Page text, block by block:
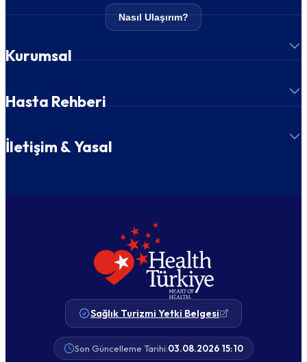
Nasıl Ulaşırım?
Kurumsal
Hasta Rehberi
İletişim & Yasal
Sağlık Turizmi Yetki Belgesi
Son Güncelleme Tarihi:03.08.2026 15:10